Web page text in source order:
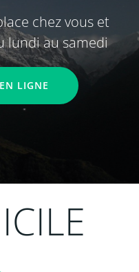
chez vous et
lundi au samedi
LIGNE